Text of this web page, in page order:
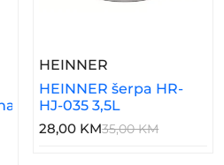
33,5x18,5x13cm/metalna/s
s
HEINNER
HEINNER šerpa HR-
HJ-035 3,5L
28,00 KM35,00 KM